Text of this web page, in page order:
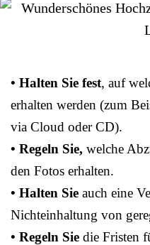
• Halten Sie fest, auf
erhalten werden (zum
via Cloud oder CD).
• Regeln Sie, welche
den Fotos erhalten.
• Halten Sie auch eine
Nichteinhaltung von
• Regeln Sie die Fristen